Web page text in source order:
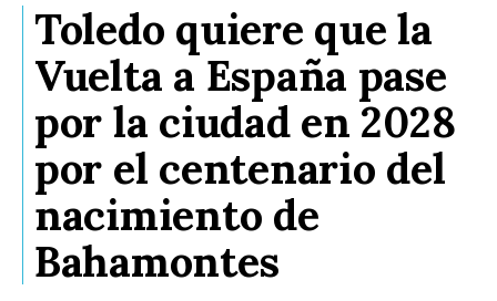
Toledo quiere que la
Vuelta a España pase
por la ciudad en 2028
por el centenario del
nacimiento de
Bahamontes